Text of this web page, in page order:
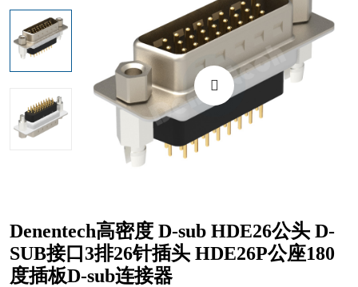
Denentech高密度 D-sub HDE26公头 D-
SUB接口3排26针插头 HDE26P公座180
度插板D-sub连接器